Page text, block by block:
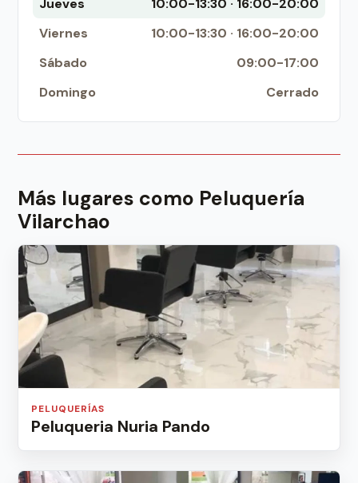
Jueves
10:00-13:30 · 16:00-20:00
Viernes
10:00-13:30 · 16:00-20:00
Sábado
09:00-17:00
Domingo
Cerrado
Más lugares como Peluquería
Vilarchao
PELUQUERÍAS
Peluqueria Nuria Pando